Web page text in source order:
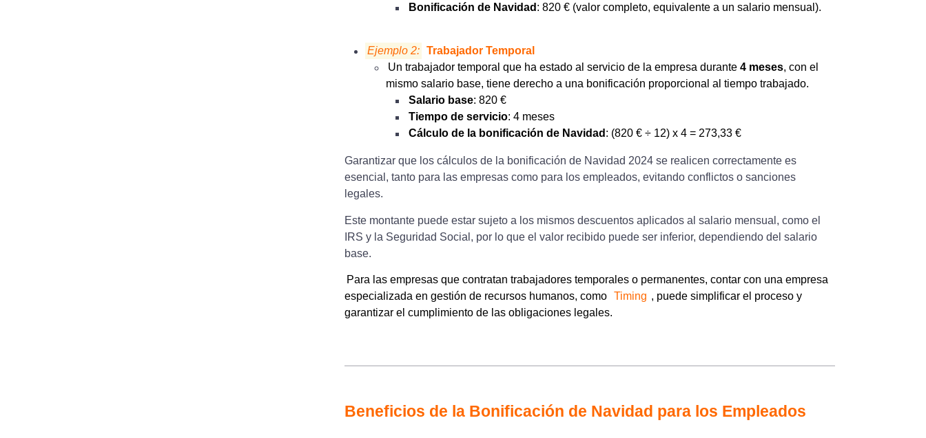
Bonificación de Navidad : 820 € (valor completo, equivalente a un salario mensual).
Ejemplo 2:
Trabajador Temporal
Un trabajador temporal que ha estado al servicio de la empresa durante 4 meses, con el
mismo salario base, tiene derecho a una bonificación proporcional al tiempo trabajado.
Salario base: 820 €
Tiempo de servicio: 4 meses
Cálculo de la bonificación de Navidad : (820 € ÷ 12) x 4 = 273,33 €
Garantizar que los cálculos de la bonificación de Navidad 2024 se realicen correctamente es
esencial, tanto para las empresas como para los empleados, evitando conflictos o sanciones
legales.
Este montante puede estar sujeto a los mismos descuentos aplicados al salario mensual, como el
IRS y la Seguridad Social, por lo que el valor recibido puede ser inferior, dependiendo del salario
base.
Para las empresas que contratan trabajadores temporales o permanentes, contar con una empresa
especializada en gestión de recursos humanos, como Timing , puede simplificar el proceso y
garantizar el cumplimiento de las obligaciones legales.
Beneficios de la Bonificación de Navidad para los Empleados